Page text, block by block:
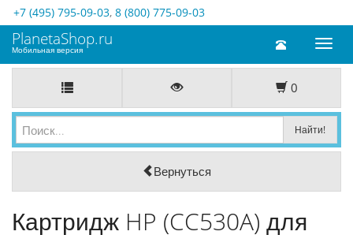
+7 (495) 795-09-03, 8 (800) 775-09-03
Toggle
PlanetaShop.ru
Мобильная версия
0
Вернуться
Картридж HP (CC530A) для